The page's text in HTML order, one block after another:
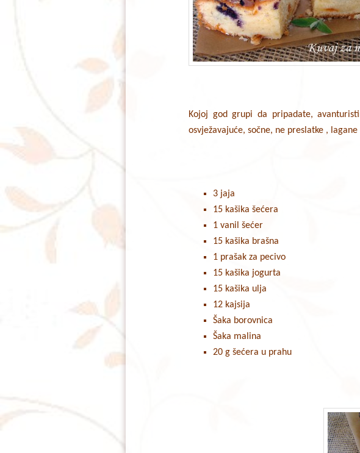
Kojoj god grupi da pripadate,
osvježavajuće, sočne, ne preslatke ,
3 jaja
15 kašika šećera
1 vanil šećer
15 kašika brašna
1 prašak za pecivo
15 kašika jogurta
15 kašika ulja
12 kajsija
Šaka borovnica
Šaka malina
20 g šećera u prahu